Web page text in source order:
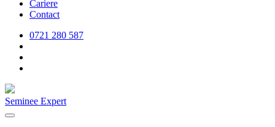
Cariere
Contact
0721 280 587
Seminee Expert